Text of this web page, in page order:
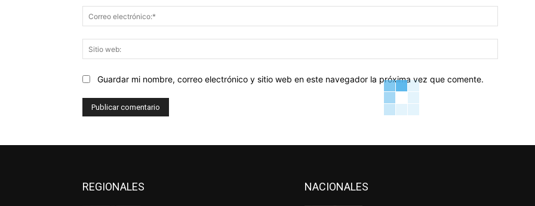
web:
Guardar mi nombre, correo electrónico y sitio web en este navegador la próxima vez que comente.
REGIONALES NACIONALES